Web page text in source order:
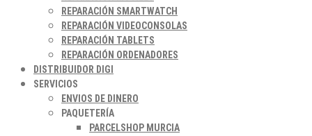
REPARACIÓN SMARTWATCH
REPARACIÓN VIDEOCONSOLAS
REPARACIÓN TABLETS
REPARACIÓN ORDENADORES
DISTRIBUIDOR DIGI
SERVICIOS
ENVIOS DE DINERO
PAQUETERÍA
PARCELSHOP MURCIA